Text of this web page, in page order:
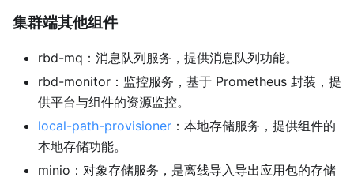
集群端其他组件
rbd-mq：消息队列服务，提供消息队列功能。
rbd-monitor：监控服务，基于 Prometheus 封装，提
供平台与组件的资源监控。
local-path-provisioner ：本地存储服务，提供组件的
本地存储功能。
minio：对象存储服务，是离线导入导出应用包的存储